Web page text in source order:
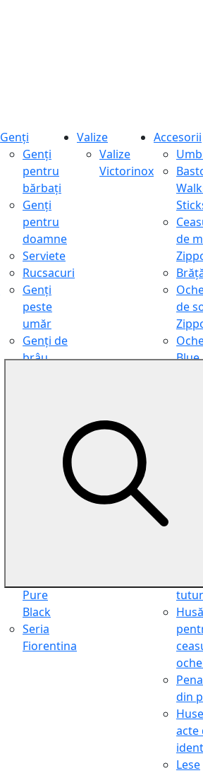
Genți
Genți
pentru
bărbați
Genți
pentru
doamne
Serviete
Rucsacuri
Genți
peste
umăr
Genți de
brâu
cosmetice
Pure
Black
Seria
Fiorentina
Valize
Valize
Victorinox
Accesorii
de
de
Blue
Husă
din
Huse
acte
Lese